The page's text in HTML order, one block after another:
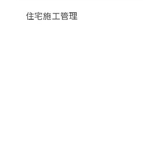
住宅施工管理